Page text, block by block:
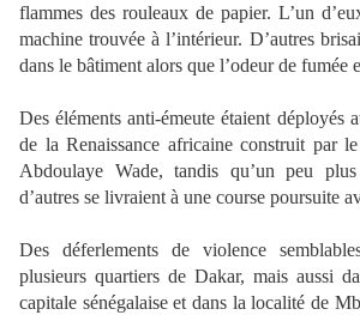
flammes des rouleaux de papier. L’un
machine trouvée à l’intérieur. D’autres
dans le bâtiment alors que l’odeur de fumée
Des éléments anti-émeute étaient déployés
de la Renaissance africaine construit par
Abdoulaye Wade, tandis qu’un peu
d’autres se livraient à une course poursuite
Des déferlements de violence
plusieurs quartiers de Dakar, mais aussi
capitale sénégalaise et dans la localité de